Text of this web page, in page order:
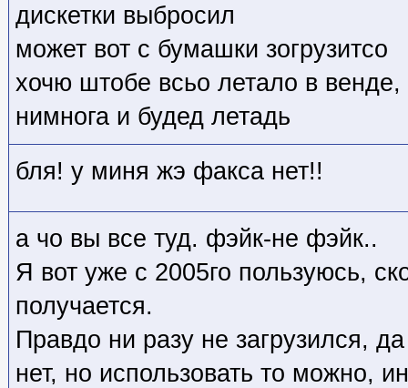
дискетки выбросил
может вот с бумашки зогрузитсо
хочю штобе всьо летало в венде,
нимнога и будед летадь
бля! у миня жэ факса нет!!
а чо вы все туд. фэйк-не фэйк..
Я вот уже с 2005го пользуюсь,
получается.
Правдо ни разу не загрузился,
нет, но использовать то можно,